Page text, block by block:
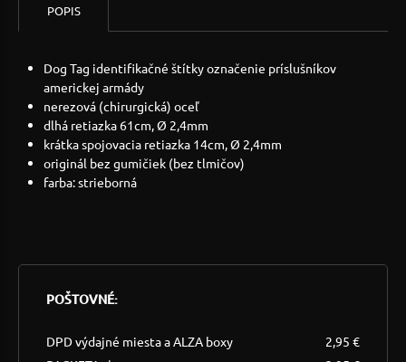
POPIS
Dog Tag identifikačné štítky označenie príslušníkov
americkej armády
nerezová (chirurgická) oceľ
dlhá retiazka 61cm, Ø 2,4mm
krátka spojovacia retiazka 14cm, Ø 2,4mm
originál bez gumičiek (bez tlmičov)
farba: strieborná
POŠTOVNÉ:
DPD výdajné miesta a ALZA boxy
2,95 €